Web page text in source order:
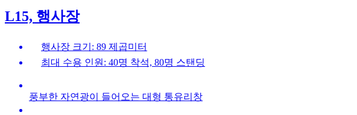
L15, 행사장
행사장 크기: 89 제곱미터
최대 수용 인원: 40명 착석, 80명 스탠딩
풍부한 자연광이 들어오는 대형 통유리창